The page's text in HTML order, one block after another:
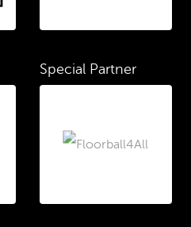
Special Partner